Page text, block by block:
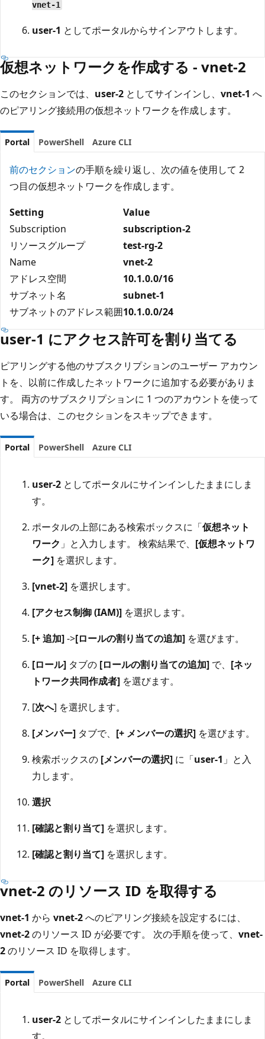
vnet-1
user-1 としてポータルからサインアウトします。
仮想ネットワークを作成する - vnet-2
このセクションでは、 user-2 としてサインインし、 vnet-1 へ
のピアリング接続用の仮想ネットワークを作成します。
Portal PowerShell Azure CLI
前のセクションの手順を繰り返し、次の値を使用して 2
つ目の仮想ネットワークを作成します。
Setting
Value
Subscription
subscription-2
リソースグループ
test-rg-2
Name
vnet-2
アドレス空間
10.1.0.0/16
サブネット名
subnet-1
サブネットのアドレス範囲10.1.0.0/24
user-1 にアクセス許可を割り当てる
ピアリングする他のサブスクリプションのユーザー アカウン
トを、以前に作成したネットワークに追加する必要がありま
す。 両方のサブスクリプションに 1 つのアカウントを使って
いる場合は、このセクションをスキップできます。
Portal PowerShell Azure CLI
user-2 としてポータルにサインインしたままにしま
す。
ポータルの上部にある検索ボックスに「仮想ネット
ワーク 」と入力します。 検索結果で、 [仮想ネットワ
ーク] を選択します。
[vnet-2] を選択します。
[アクセス制御 (IAM)] を選択します。
[+ 追加]->[ロールの割り当ての追加] を選びます。
[ロール] タブの [ロールの割り当ての追加] で、 [ネッ
トワーク共同作成者] を選びます。
[次へ] を選択します。
[メンバー] タブで、 [+ メンバーの選択] を選びます。
検索ボックスの [メンバーの選択] に「user-1 」と入
力します。
選択
[確認と割り当て] を選択します。
[確認と割り当て] を選択します。
vnet-2 のリソース ID を取得する
vnet-1 から vnet-2へのピアリング接続を設定するには、
vnet-2のリソース ID が必要です。 次の手順を使って、 vnet-
2のリソース ID を取得します。
Portal PowerShell Azure CLI
user-2 としてポータルにサインインしたままにしま
す。